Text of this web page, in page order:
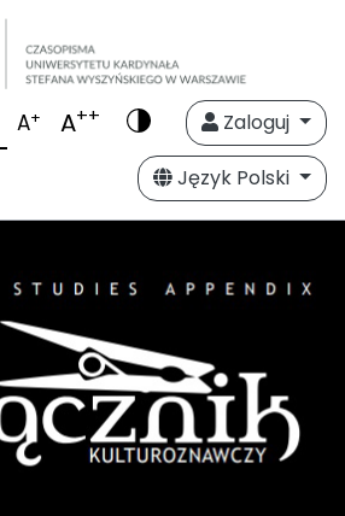
A+ A++
Zaloguj
Język Polski